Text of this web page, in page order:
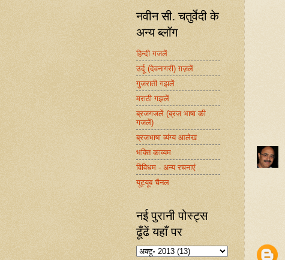
नवीन सी. चतुर्वेदी के
अन्य ब्लॉग
हिन्दी गजलें
उर्दू (देवनागरी) ग़ज़लें
गुजराती गझलें
मराठी गझलें
ब्रजगजलें (ब्रज भाषा की
गजलें)
ब्रजभाषा व्यंग्य आलेख
भक्ति काव्यम
विविधम - अन्य रचनाएं
यूट्यूब चैनल
नई पुरानी पोस्ट्स
ढूँढें यहाँ पर